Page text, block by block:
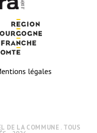
légales
DE LA COMMUNE . TOUS